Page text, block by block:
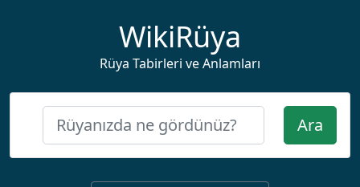
WikiRüya
Rüya Tabirleri ve Anlamları
Ara